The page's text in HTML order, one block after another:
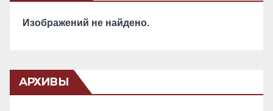
Изображений не найдено.
АРХИВЫ